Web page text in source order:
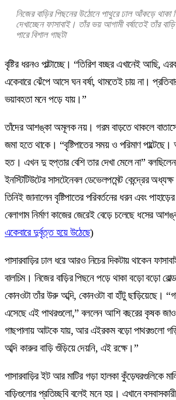
নিজের বাড়ির পিছনের উঠোনে পাথুরে ঢাল আঁকড়ে থাকা
দেখাচ্ছেন ফাসাবাই। তাঁর ভয় আগামী বর্ষাতেই তাঁর
পারে বিশাল গাছটা
বৃষ্টির ধরনও পাল্টাচ্ছে। “তিরিশ বচ্ছর এখানেই আছি,
একেবারে ঝেঁপে আসে ঘন বর্ষা, থামতেই চায় না।
ভয়াবহতা মনে পড়ে যায়।”
তাঁদের আশঙ্কা অমূলক নয়। গরম বাড়তে থাকলে বাতাসে
জমা হতে থাকে। “বৃষ্টিপাতের সময় ও পরিমাণ পাল্টেছে।
হত। এখন দু হপ্তার বেশি তার দেখা মেলে না”
ইনস্টিটিউটের সাসটেনেবল ডেভেলপমেন্ট কেন্দ্রের
তিনিই জানালেন বৃষ্টিপাতের পরিবর্তনের ধরন এবং
বেলাগাম নির্মাণ কাজের জেরেই বেড়ে চলেছে ধসের
একেবারে দুর্বৃত্ত হয়ে উঠেছে)
পাসারবাড়ির ঢাল ধরে আরও নিচের দিকটায় থাকেন
বালচিম। নিজের বাড়ির পিছনে পড়ে থাকা বড়ো বড়ো
কোনওটা তাঁর উরু অব্দি, কোনওটা বা হাঁটু ছাড়িয়েছে।
এসেছে এই পাথরগুলো,” বললেন আশি বছরের কৃষক
গাছপালায় আটকে যায়, আর এইরকম বড়ো পাথরগুলো
অব্দি কারুর বাড়ি গুঁড়িয়ে দেয়নি, এই রক্ষে।”
পাসারবাড়ির ইট আর মাটির গড়া হালকা কুঁড়েঘরগুলিকে
বাড়িগুলোর প্রতিচ্ছবি বলেই মনে হয়। এখানে বসবাসকারী